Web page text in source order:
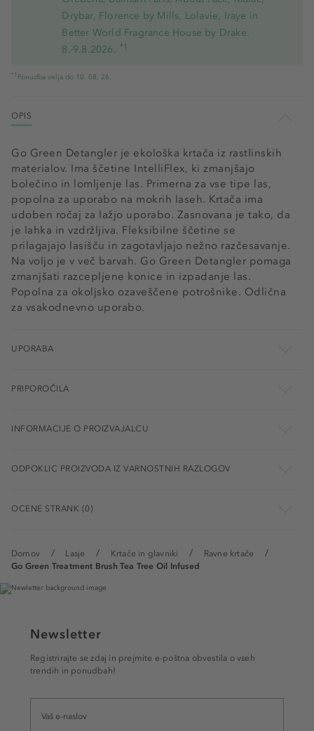
Domov Lasje Krtače in glavniki
Ravne krtače
Go Green Treatment Brush Tea Tree Oil Infused
Drybar, Florence by Mills, Lolavie, Iraye in
Better World Fragrance House by Drake.
8.-9.8.2026. *1
*1 Ponudba velja do 10. 08. 26.
OPIS
Go Green Detangler je ekološka krtača iz rastlinskih
materialov. Ima ščetine IntelliFlex, ki zmanjšajo
bolečino in lomljenje las. Primerna za vse tipe las,
popolna za uporabo na mokrih laseh. Krtača ima
udoben ročaj za lažjo uporabo. Zasnovana je tako, da
je lahka in vzdržljiva. Fleksibilne ščetine se
prilagajajo lasišču in zagotavljajo nežno razčesavanje.
Na voljo je v več barvah. Go Green Detangler pomaga
zmanjšati razcepljene konice in izpadanje las.
Popolna za okoljsko ozaveščene potrošnike. Odlična
za vsakodnevno uporabo.
UPORABA
PRIPOROČILA
INFORMACIJE O PROIZVAJALCU
ODPOKLIC PROIZVODA IZ VARNOSTNIH RAZLOGOV
OCENE STRANK (0)
Newsletter
Registrirajte se zdaj in prejmite e-poštna obvestila o vseh
trendih in ponudbah!